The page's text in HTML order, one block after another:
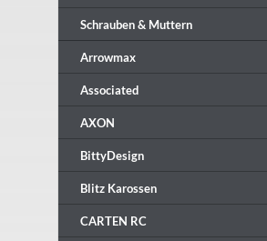
Schrauben & Muttern
Arrowmax
Associated
AXON
BittyDesign
Blitz Karossen
CARTEN RC